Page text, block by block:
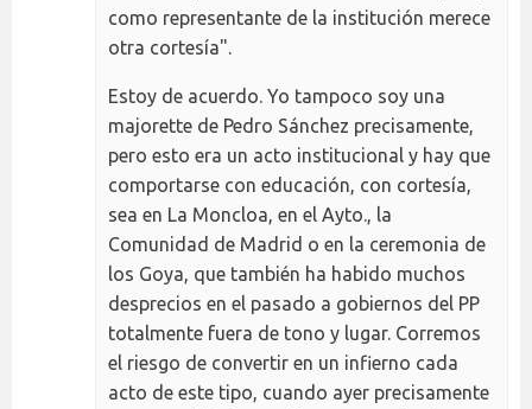
como representante de la institución merece
otra cortesía".
Estoy de acuerdo. Yo tampoco soy una
majorette de Pedro Sánchez precisamente,
pero esto era un acto institucional y hay que
comportarse con educación, con cortesía,
sea en La Moncloa, en el Ayto., la
Comunidad de Madrid o en la ceremonia de
los Goya, que también ha habido muchos
desprecios en el pasado a gobiernos del PP
totalmente fuera de tono y lugar. Corremos
el riesgo de convertir en un infierno cada
acto de este tipo, cuando ayer precisamente